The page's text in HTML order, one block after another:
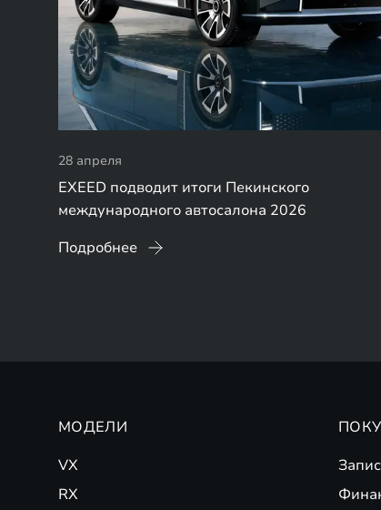
28 апреля
EXEED подводит итоги Пекинского
международного автосалона 2026
Подробнее
МОДЕЛИ
VX
RX